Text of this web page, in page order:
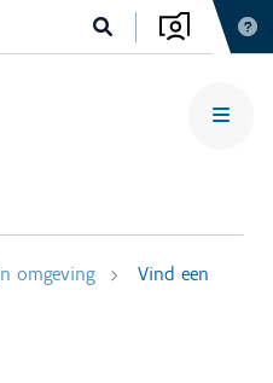
omgeving
Vind een